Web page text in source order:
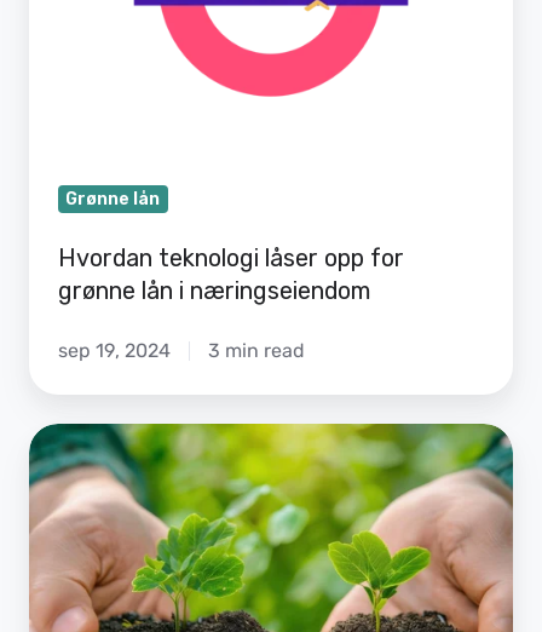
Grønne lån
Hvordan teknologi låser opp for
grønne lån i næringseiendom
sep 19, 2024 3 min read
Hva
er
egentlig
Karbonkompensasjon?